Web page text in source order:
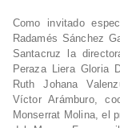
Como invitado
Radamés Sánchez
Santacruz la
Peraza Liera Gloria
Ruth Johana
Víctor Arámburo,
Monserrat Molina, el